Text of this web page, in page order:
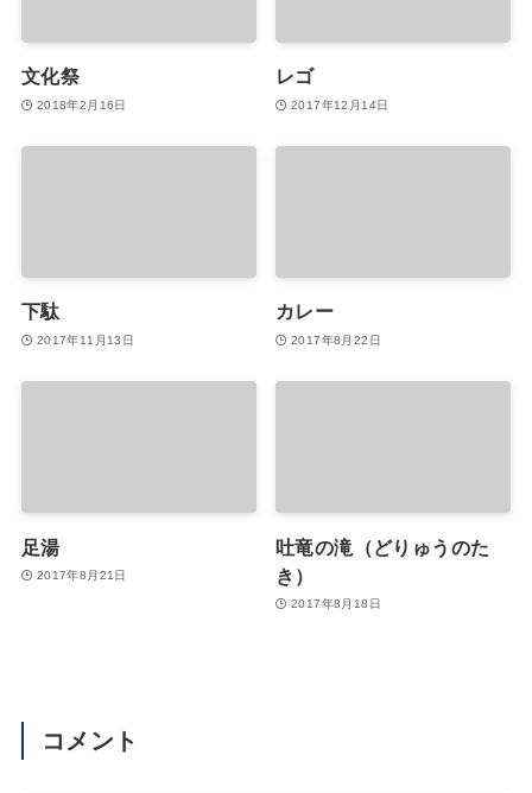
文化祭
2018年2月16日
レゴ
2017年12月14日
下駄
2017年11月13日
カレー
2017年8月22日
足湯
2017年8月21日
吐竜の滝（どりゅうのた
き）
2017年8月18日
コメント